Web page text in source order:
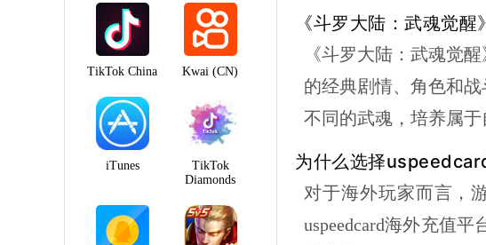
TikTok China Kwai (CN)
iTunes
TikTok
Diamonds
《斗罗大陆：武魂觉醒
《斗罗大陆：武魂觉
的经典剧情、角色和
不同的武魂，培养属
为什么选择
对于海外玩家而言，
uspeedcard海外充值平